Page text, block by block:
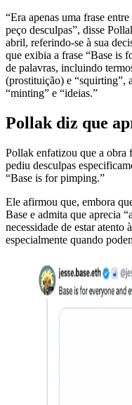
“Era apenas uma frase
peço desculpas”, disse
abril, referindo-se à sua
que exibia a frase “Base is
de palavras, incluindo
(prostituição) e “squirting”,
“minting” e “ideias.”
Pollak diz que
Pollak enfatizou que a obra
pediu desculpas
“Base is for pimping.”
Ele afirmou que, embora
Base e admita que aprecia
necessidade de estar
especialmente quando